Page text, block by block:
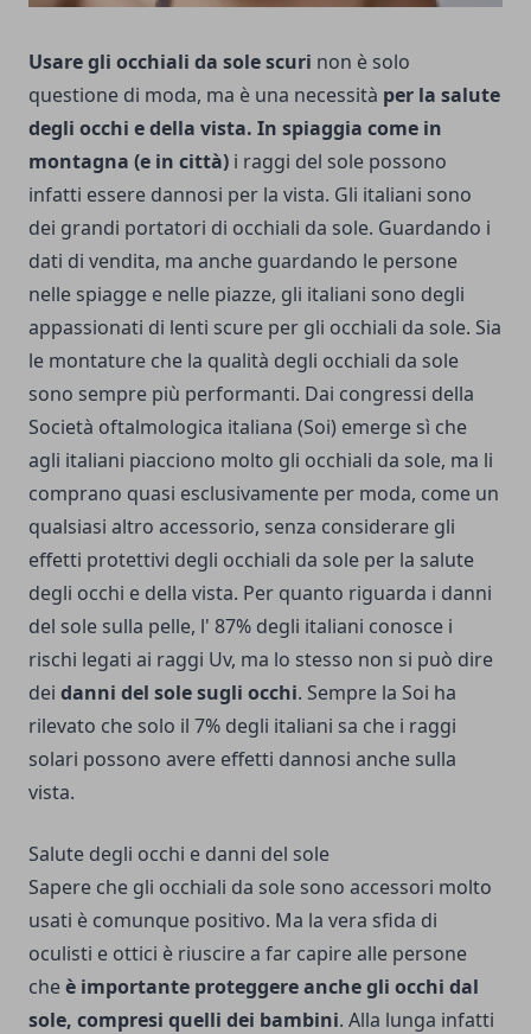
Usare gli occhiali da sole scuri non è solo
questione di moda, ma è una necessità per la salute
degli occhi e della vista. In spiaggia come in
montagna (e in città) i raggi del sole possono
infatti essere dannosi per la vista. Gli italiani sono
dei grandi portatori di occhiali da sole. Guardando i
dati di vendita, ma anche guardando le persone
nelle spiagge e nelle piazze, gli italiani sono degli
appassionati di lenti scure per gli occhiali da sole. Sia
le montature che la qualità degli occhiali da sole
sono sempre più performanti. Dai congressi della
Società oftalmologica italiana (Soi) emerge sì che
agli italiani piacciono molto gli occhiali da sole, ma li
comprano quasi esclusivamente per moda, come un
qualsiasi altro accessorio, senza considerare gli
effetti protettivi degli occhiali da sole per la salute
degli occhi e della vista. Per quanto riguarda i danni
del sole sulla pelle, l' 87% degli italiani conosce i
rischi legati ai raggi Uv, ma lo stesso non si può dire
dei danni del sole sugli occhi. Sempre la Soi ha
rilevato che solo il 7% degli italiani sa che i raggi
solari possono avere effetti dannosi anche sulla
vista.
Salute degli occhi e danni del sole
Sapere che gli occhiali da sole sono accessori molto
usati è comunque positivo. Ma la vera sfida di
oculisti e ottici è riuscire a far capire alle persone
cheè importante proteggere anche gli occhi dal
sole, compresi quelli dei bambini. Alla lunga infatti